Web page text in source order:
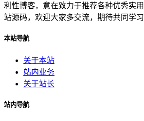
利性博客，意在致力于推荐各种优秀实
站源码，欢迎大家多交流，期待共同学习
本站导航
关于本站
站内业务
关于站长
站内导航